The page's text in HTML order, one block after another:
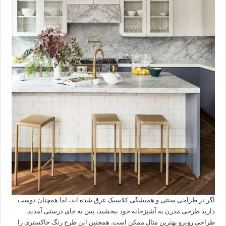
اگر در طراحی سنتی و همیشگی کلاسیک غرق شده اید، اما همچنان دوست
دارید طرحی مدرن به آشپزخانه خود ببخشید، پس به جای درستی آمدید.
طراحی روبرو بهترین مثال ممکن است. همچنین این طرح رنگ خاکستری را